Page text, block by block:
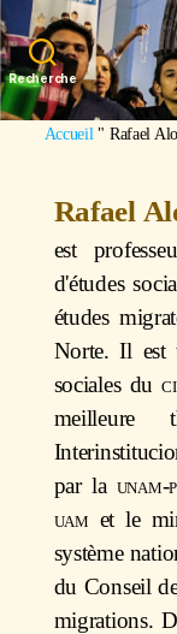
Recherche
Accueil " Rafael
Rafael
est
d'études
études
Norte. Il est
sociales du
meilleure
par la unam-
uam et le
système
du Conseil
migrations.